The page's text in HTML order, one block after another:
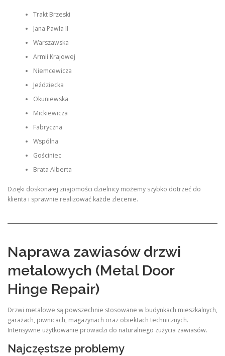
Trakt Brzeski
Jana Pawła II
Warszawska
Armii Krajowej
Niemcewicza
Jeździecka
Okuniewska
Mickiewicza
Fabryczna
Wspólna
Gościniec
Brata Alberta
Dzięki doskonałej znajomości dzielnicy możemy szybko dotrzeć do
klienta i sprawnie realizować każde zlecenie.
Naprawa zawiasów drzwi
metalowych (Metal Door
Hinge Repair)
Drzwi metalowe są powszechnie stosowane w budynkach mieszkalnych,
garażach, piwnicach, magazynach oraz obiektach technicznych.
Intensywne użytkowanie prowadzi do naturalnego zużycia zawiasów.
Najczęstsze problemy